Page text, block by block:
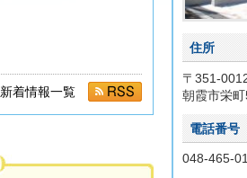
新着情報一覧
住所
〒351-
朝霞市栄
電話番号
048-465-